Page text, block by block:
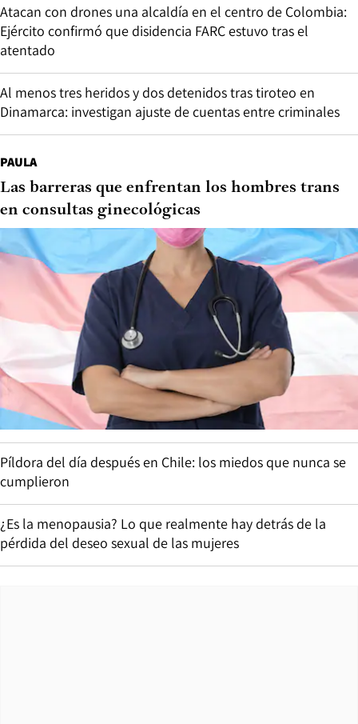
Atacan con drones una alcaldía en el centro de Colombia:
Ejército confirmó que disidencia FARC estuvo tras el
atentado
Al menos tres heridos y dos detenidos tras tiroteo en
Dinamarca: investigan ajuste de cuentas entre criminales
PAULA
Las barreras que enfrentan los hombres trans
en consultas ginecológicas
Píldora del día después en Chile: los miedos que nunca se
cumplieron
¿Es la menopausia? Lo que realmente hay detrás de la
pérdida del deseo sexual de las mujeres